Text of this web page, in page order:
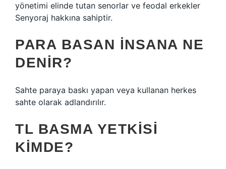
yönetimi elinde tutan senorlar ve feodal erkekler
Senyoraj hakkına sahiptir.
PARA BASAN INSANA NE
DENIR?
Sahte paraya baskı yapan veya kullanan herkes
sahte olarak adlandırılır.
TL BASMA YETKISI
KIMDE?